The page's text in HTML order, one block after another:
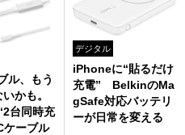
ル、もう
かも。
台同時充
ケーブル
デジタル
iPhoneに“貼るだけ
充電” BelkinのMa
gSafe対応バッテリ
ーが日常を変える